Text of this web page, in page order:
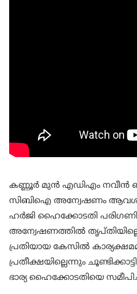
കണ്ണൂര്‍ മുന്‍ എഡിഎം നവീന്‍
സിബിഐ അന്വേഷണം
ഹര്‍ജി ഹൈക്കോടതി
അന്വേഷണത്തില്‍
പ്രതിയായ കേസില്‍
പ്രതീക്ഷയില്ലെന്നും
ഭാര്യ ഹൈക്കോടതിയെ